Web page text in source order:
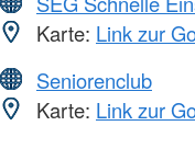
Karte: Link zur
Seniorenclub
Karte: Link zur